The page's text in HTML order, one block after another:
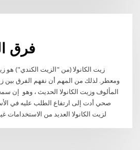
فرق
زيت الكانولا (من "الزيت الكندي") هو
ومعطر. لذلك من المهم أن نفهم الفرق بين
المألوف وزيت الكانولا الحديث ، وهو إن
صحي أدت إلى ارتفاع الطلب عليه في